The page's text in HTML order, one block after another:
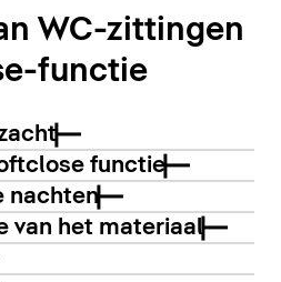
WC-zittingen
functie
functie
nachten
van het materiaal